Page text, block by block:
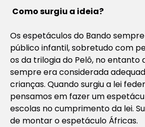
Como surgiu a ideia?
Os espetáculos do Bando
público infantil, sobretudo com
os da trilogia do Pelô, no entanto
sempre era considerada
crianças. Quando surgiu a lei
pensamos em fazer um
escolas no cumprimento da lei.
de montar o espetáculo Áfricas.